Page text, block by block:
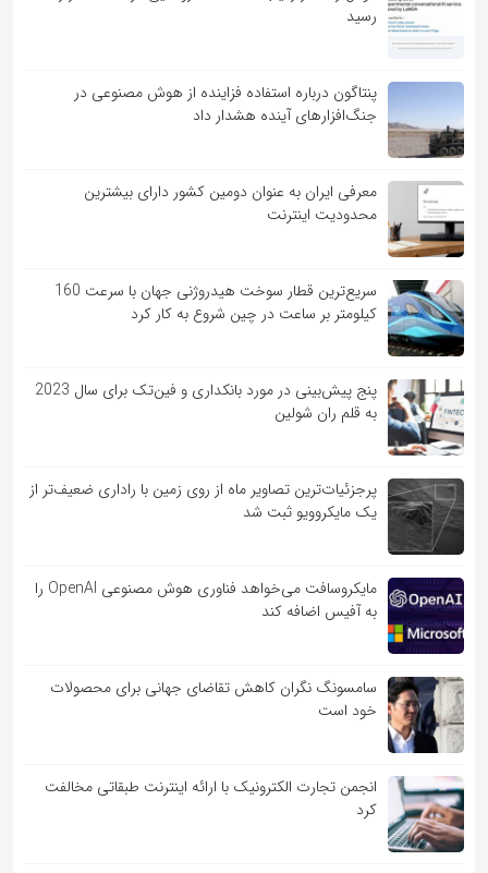
رسید
پنتاگون درباره استفاده فزاینده از هوش مصنوعی در
جنگ‌افزارهای آینده هشدار داد
معرفی ایران به عنوان دومین کشور دارای بیشترین
محدودیت اینترنت
سریع‌ترین قطار سوخت هیدروژنی جهان با سرعت 160
کیلومتر بر ساعت در چین شروع به کار کرد
پنج پیش‌بینی در مورد بانکداری و فین‌تک برای سال 2023
به قلم ران شولین
پرجزئیات‌ترین تصاویر ماه از روی زمین با راداری ضعیف‌تر از
یک مایکروویو ثبت شد
مایکروسافت می‌خواهد فناوری هوش مصنوعی OpenAI را
به آفیس اضافه کند
سامسونگ نگران کاهش تقاضای جهانی برای محصولات
خود است
انجمن تجارت الکترونیک با ارائه اینترنت طبقاتی مخالفت
کرد